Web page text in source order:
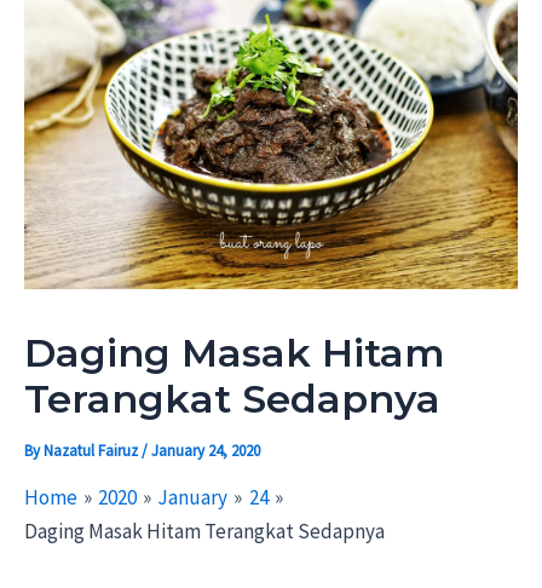
Daging Masak Hitam
Terangkat Sedapnya
ByNazatul Fairuz/January 24, 2020
Home 2020 January
24
Daging Masak Hitam Terangkat Sedapnya